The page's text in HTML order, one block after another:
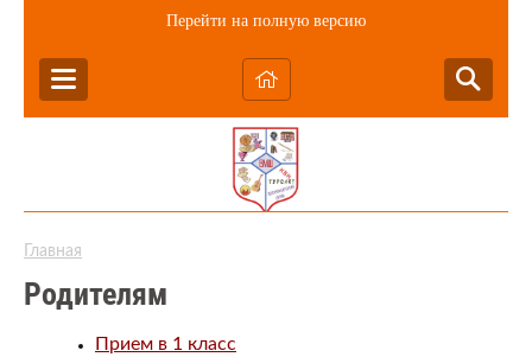
Перейти на полную версию
Главная
Родителям
Прием в 1 класс